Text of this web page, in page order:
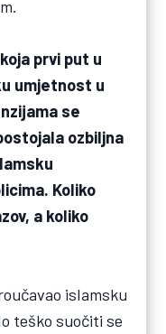
prvi put u
umjetnost u
se
ozbiljna
Koliko
a koliko
islamsku
teško suočiti se